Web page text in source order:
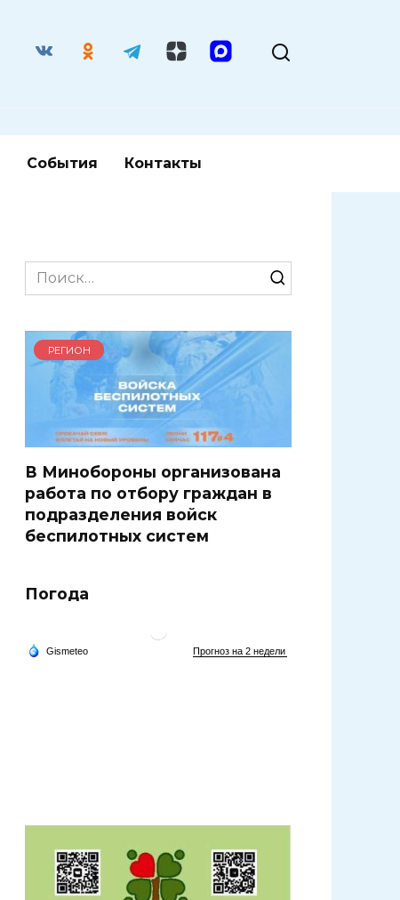
События Контакты
Search
for:
РЕГИОН
В Минобороны организована
работа по отбору граждан в
подразделения войск
беспилотных систем
Погода